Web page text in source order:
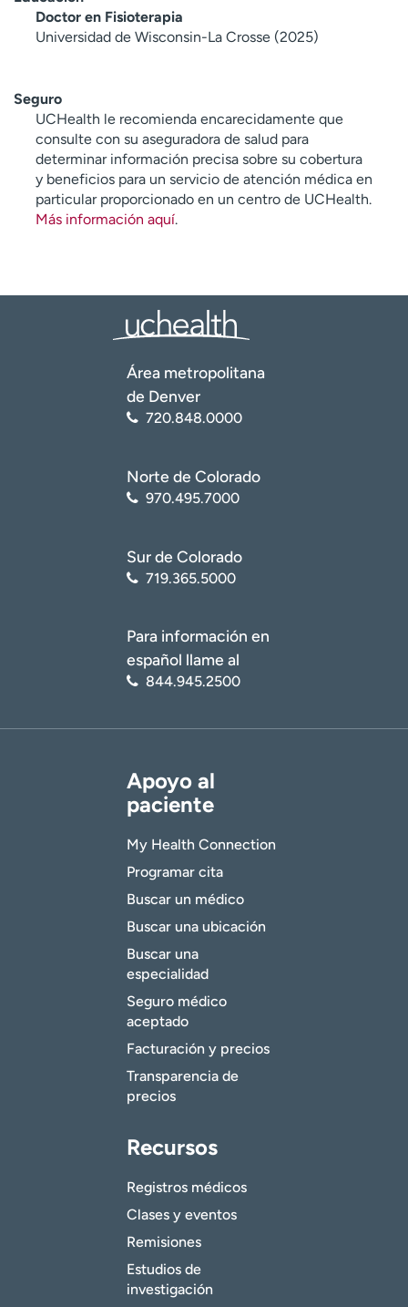
Doctor en Fisioterapia
Universidad de Wisconsin-La Crosse (2025)
Seguro
UCHealth le recomienda encarecidamente que
consulte con su aseguradora de salud para
determinar información precisa sobre su cobertura
y beneficios para un servicio de atención médica en
particular proporcionado en un centro de UCHealth.
Más información aquí.
Área metropolitana
de Denver
720.848.0000
Norte de Colorado
970.495.7000
Sur de Colorado
719.365.5000
Para información en
español llame al
844.945.2500
Apoyo al
paciente
My Health Connection
Programar cita
Buscar un médico
Buscar una ubicación
Buscar una
especialidad
Seguro médico
aceptado
Facturación y precios
Transparencia de
precios
Recursos
Registros médicos
Clases y eventos
Remisiones
Estudios de
investigación